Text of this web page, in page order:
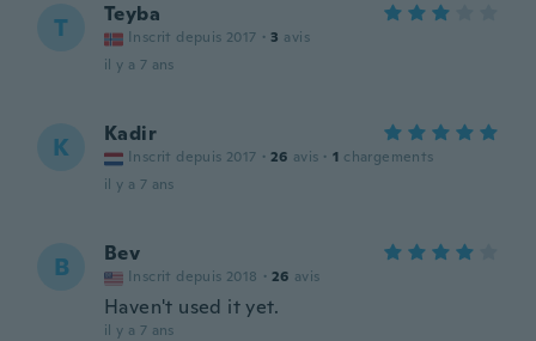
T Teyba
Inscrit depuis 2017 · 3 avis
il y a 7 ans
K Kadir
Inscrit depuis 2017 · 26 avis · 1 chargements
il y a 7 ans
B Bev
Inscrit depuis 2018 · 26 avis
Haven't used it yet.
il y a 7 ans